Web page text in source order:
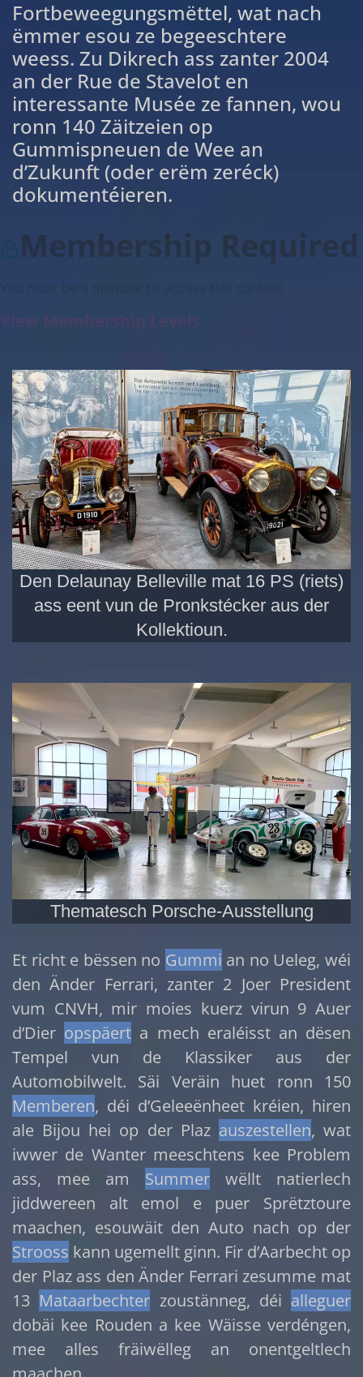
Fortbeweegungsmëttel, wat nach
ëmmer esou ze begeeschtere
weess. Zu Dikrech ass zanter 2004
an der Rue de Stavelot en
interessante Musée ze fannen, wou
ronn 140 Zäitzeien op
Gummispneuen de Wee an
d’Zukunft (oder erëm zeréck)
dokumentéieren.
Membership Required
View Membership Levels
Den Delaunay Belleville mat 16 PS (riets)
ass eent vun de Pronkstécker aus der
Kollektioun.
Thematesch Porsche-Ausstellung
Et richt e bëssen no Gummi an no Ueleg, wéi
den Änder Ferrari, zanter 2 Joer President
vum CNVH, mir moies kuerz virun 9 Auer
d’Dier opspäert a mech eraléisst an dësen
Tempel vun de Klassiker aus der
Automobilwelt. Säi Veräin huet ronn 150
Memberen, déi d’Geleeënheet kréien, hiren
ale Bijou hei op der Plaz auszestellen, wat
iwwer de Wanter meeschtens kee Problem
ass, mee am Summer wëllt natierlech
jiddwereen alt emol e puer Sprëtztoure
maachen, esouwäit den Auto nach op der
Strooss kann ugemellt ginn. Fir d’Aarbecht op
der Plaz ass den Änder Ferrari zesumme mat
13 Mataarbechter zoustänneg, déi alleguer
dobäi kee Rouden a kee Wäisse verdéngen,
mee alles fräiwëlleg an onentgeltlech